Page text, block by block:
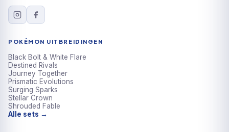
POKÉMON UITBREIDINGEN
Black Bolt & White Flare
Destined Rivals
Journey Together
Prismatic Evolutions
Surging Sparks
Stellar Crown
Shrouded Fable
Alle sets →